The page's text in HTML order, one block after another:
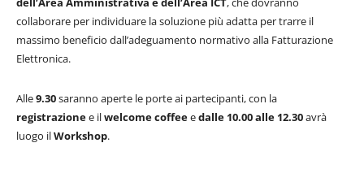
collaborare per individuare la soluzione più adatta per trarre il
massimo beneficio dall’adeguamento normativo alla Fatturazione
Elettronica.
Alle9.30saranno aperte le porte ai partecipanti, con la
registrazionee ilwelcome coffeeedalle 10.00 alle 12.30avrà
luogo ilWorkshop.